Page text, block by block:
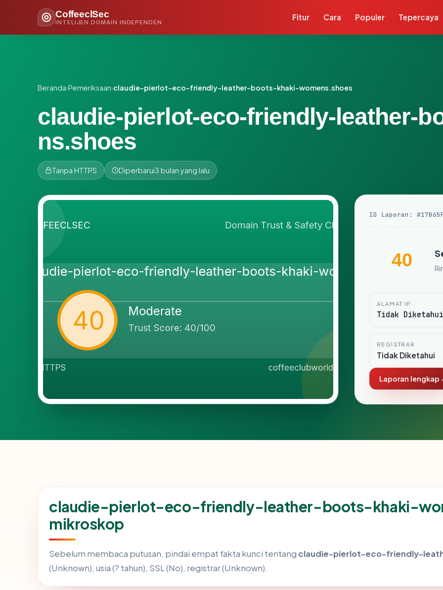
CoffeeclSec
INTELIJEN DOMAIN INDEPENDEN
Fitur Cara Populer Tepercaya
Beranda›Pemeriksaan›claudie-pierlot-eco-friendly-leather-boots-khaki-womens.shoes
claudie-pierlot-eco-friendly-leather-
ns.shoes
Tanpa HTTPS Diperbarui3 bulan yang lalu
ID Laporan:
40
ALAMAT IP
Tidak Diketahui
REGISTRAR
Tidak Diketahui
Laporan lengkap
claudie-pierlot-eco-friendly-leather-boots-khaki-
mikroskop
Sebelum membaca putusan, pindai empat fakta kunci tentang claudie-pierlot-eco-friendly-
(Unknown), usia (? tahun), SSL (No), registrar (Unknown).